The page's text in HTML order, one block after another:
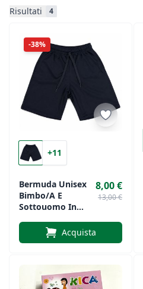
Risultati 4
-38%
+11
Bermuda Unisex
Bimbo/a E
Sottouomo In
Sportswear Art.
812JR
8,00 €
13,00 €
Acquista